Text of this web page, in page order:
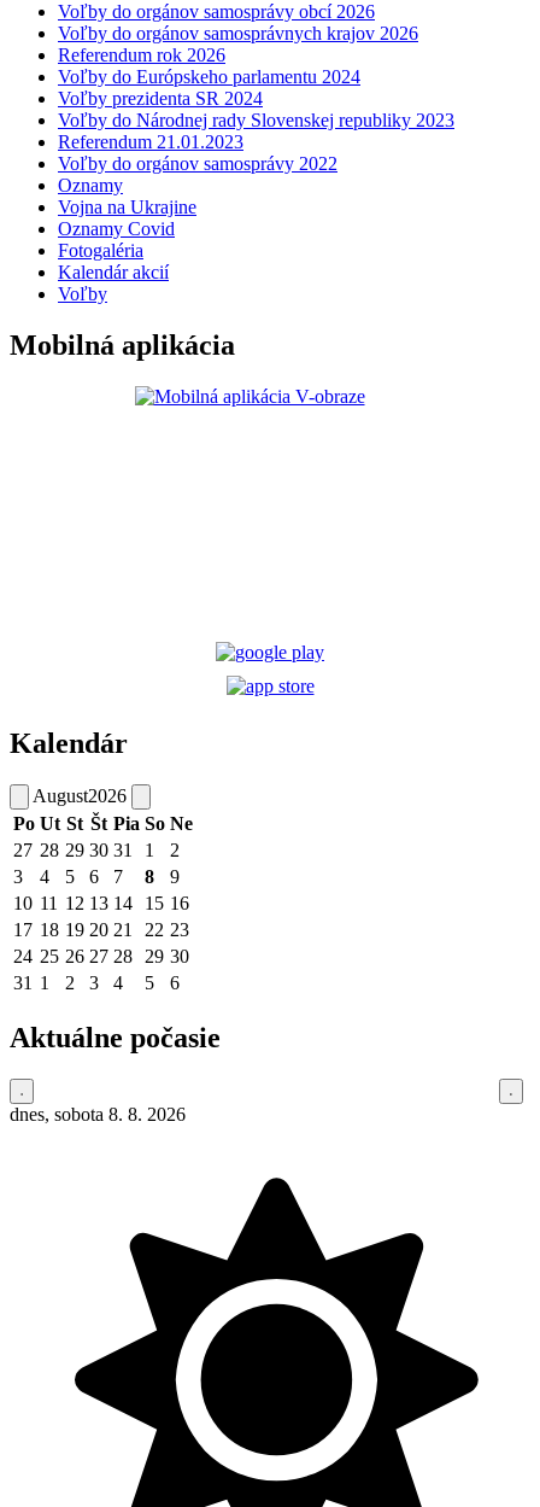
Voľby do orgánov samosprávy obcí 2026
Voľby do orgánov samosprávnych krajov 2026
Referendum rok 2026
Voľby do Európskeho parlamentu 2024
Voľby prezidenta SR 2024
Voľby do Národnej rady Slovenskej republiky 2023
Referendum 21.01.2023
Voľby do orgánov samosprávy 2022
Oznamy
Vojna na Ukrajine
Oznamy Covid
Fotogaléria
Kalendár akcií
Voľby
Mobilná aplikácia
Kalendár
August2026
Po Ut St Št Pia So Ne
27 28 29 30 31 1
2
3
4 5 6 7 8
9
10 11 12 13 14 15 16
17 18 19 20 21 22 23
24 25 26 27 28 29 30
31 1 2 3 4 5 6
Aktuálne počasie
dnes, sobota 8. 8. 2026